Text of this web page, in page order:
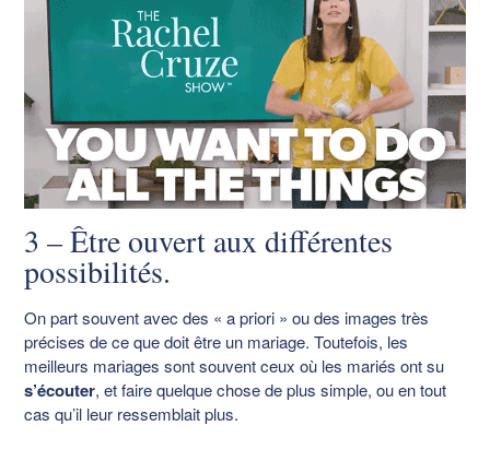
3 – Être ouvert aux différentes
possibilités.
On part souvent avec des « a priori » ou des images très
précises de ce que doit être un mariage. Toutefois, les
meilleurs mariages sont souvent ceux où les mariés ont su
s’écouter, et faire quelque chose de plus simple, ou en tout
cas qu’il leur ressemblait plus.